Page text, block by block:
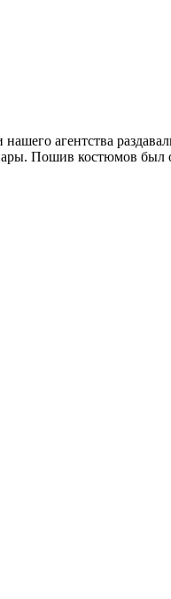
агентства
Пошив костюмов был